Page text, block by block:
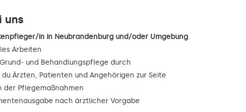
uns
in in Neubrandenburg und/oder Umgebung.
Arbeiten
und Behandlungspflege durch
Ärzten, Patienten und Angehörigen zur Seite
der Pflegemaßnahmen
nach ärztlicher Vorgabe